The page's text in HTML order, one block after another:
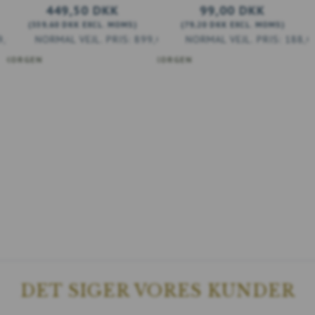
DKK
449,50 DKK
359,60 DKK EXCL. MOMS
899,00 DKK
99,00 DKK
79,20 DKK EXCL. MOMS
LÄGG TILL VARUKORGEN
DET SIGER VORES KUNDER